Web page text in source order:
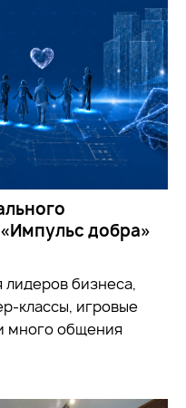
добра»
бизнеса,
классы, игровые
много общения